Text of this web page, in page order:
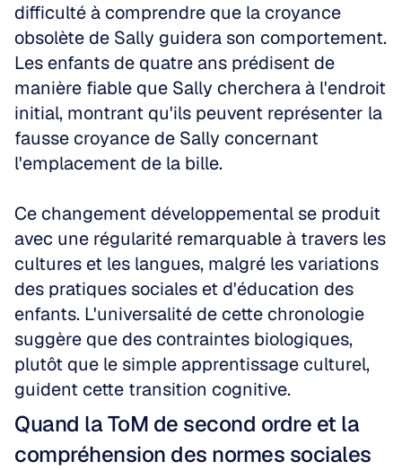
difficulté à comprendre que la croyance
obsolète de Sally guidera son comportement.
Les enfants de quatre ans prédisent de
manière fiable que Sally cherchera à l'endroit
initial, montrant qu'ils peuvent représenter la
fausse croyance de Sally concernant
l'emplacement de la bille.
Ce changement développemental se produit
avec une régularité remarquable à travers les
cultures et les langues, malgré les variations
des pratiques sociales et d'éducation des
enfants. L'universalité de cette chronologie
suggère que des contraintes biologiques,
plutôt que le simple apprentissage culturel,
guident cette transition cognitive.
Quand la ToM de second ordre et la
compréhension des normes sociales